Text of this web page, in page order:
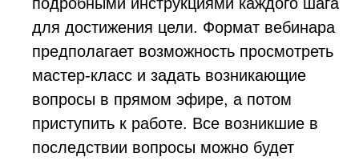
для достижения цели. Формат вебинара
предполагает возможность просмотреть
мастер-класс и задать возникающие
вопросы в прямом эфире, а потом
приступить к работе. Все возникшие в
последствии вопросы можно будет